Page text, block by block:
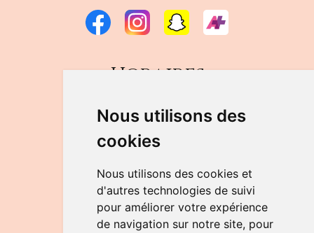
Nous utilisons des
cookies
Nous utilisons des cookies et
d'autres technologies de suivi
pour améliorer votre expérience
de navigation sur notre site, pour
Horaires
DU LUNDI AU VENDREDI
de 9h à 12h30 et de 14h à 18h
LE SAMEDI
de 9h à 12h30
NOUS CONTACTER